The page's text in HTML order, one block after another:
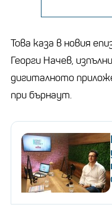
Това каза в новия
Георги Начев,
дигиталното
при бърнаут.